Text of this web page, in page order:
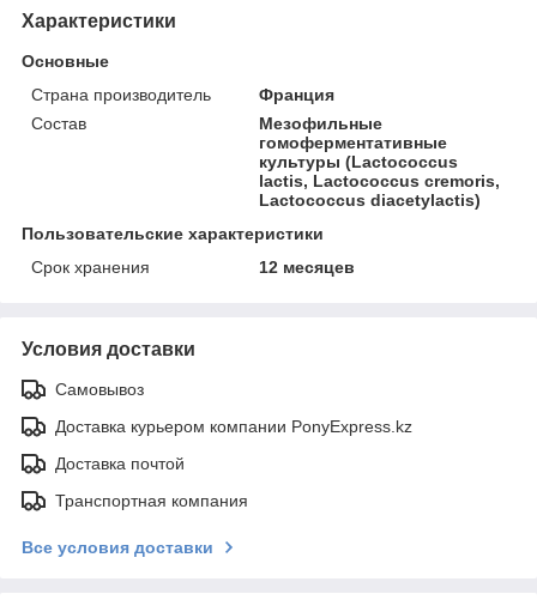
Характеристики
Основные
Страна производитель
Франция
Состав
Мезофильные
гомоферментативные
культуры (Lactococcus
lactis, Lactococcus cremoris,
Lactococcus diacetylactis)
Пользовательские характеристики
Срок хранения
12 месяцев
Условия доставки
Самовывоз
Доставка курьером компании PonyExpress.kz
Доставка почтой
Транспортная компания
Все условия доставки